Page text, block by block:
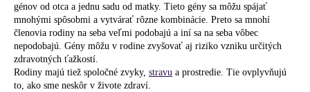
génov od otca a jednu sadu od matky. Tieto gény sa môžu spájať
mnohými spôsobmi a vytvárať rôzne kombinácie. Preto sa mnohí
členovia rodiny na seba veľmi podobajú a iní sa na seba vôbec
nepodobajú. Gény môžu v rodine zvyšovať aj riziko vzniku určitých
zdravotných ťažkostí.
Rodiny majú tiež spoločné zvyky, stravu a prostredie. Tie ovplyvňujú
to, ako sme neskôr v živote zdraví.